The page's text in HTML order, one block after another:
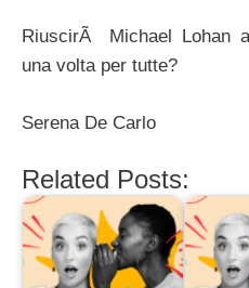
RiuscirÃ Michael Lohan
una volta per tutte?
Serena De Carlo
Related Posts: